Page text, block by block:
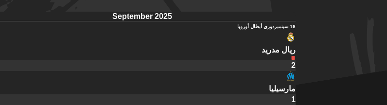
September 2025
16 سبتمبر دوري أبطال أوروبا
ريال مدريد
2
مارسيليا
1